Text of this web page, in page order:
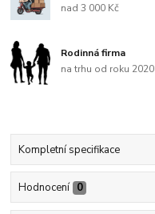
nad 3 000 Kč
Rodinná firma
na trhu od roku 2020
Kompletní specifikace
Hodnocení 0